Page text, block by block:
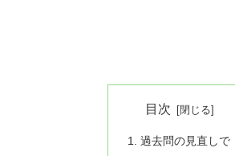
目次
過去問の見直しで